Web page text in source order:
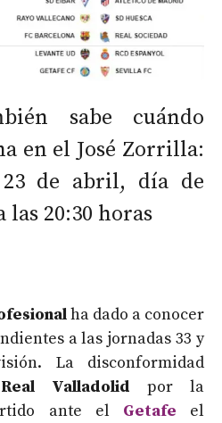
sabe cuándo
en el José Zorrilla:
de abril, día de
las 20:30 horas
ha dado a conocer
a las jornadas 33 y
La disconformidad
Real Valladolid por la
ante el Getafe el